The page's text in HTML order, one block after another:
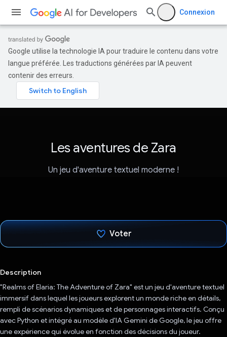
Connexion
Google utilise la technologie IA pour traduire le contenu dans votre
langue préférée. Les traductions générées par IA peuvent
contenir des erreurs.
Les aventures de Zara
Un jeu d'aventure textuel moderne !
Voter
Description
"Realms of Elaria: The Adventure of Zara" est un jeu d'aventure textuel
immersif dans lequel les joueurs explorent un monde riche en détails,
rempli de scénarios dynamiques et de personnages interactifs. Conçu
avec Python et intégré au modèle d'IA Gemini de Google, le jeu offre
une expérience qui évolue en fonction des décisions du joueur.